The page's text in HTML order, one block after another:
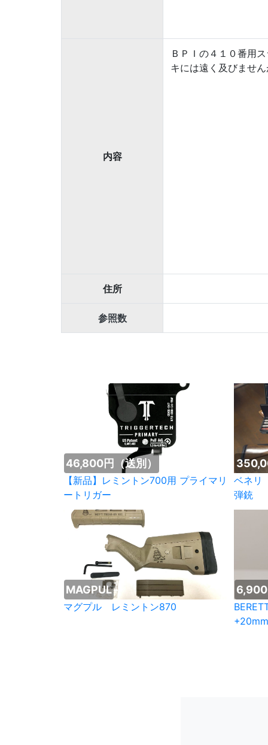
内容
ＢＰＩの４１０番用
キには遠く及びませ
住所
参照数
46,800円（送別）
【新品】レミントン700用 プライマリ
ートリガー
ベネ
弾銃
MAGPUL
マグプル レミントン870
+20mm